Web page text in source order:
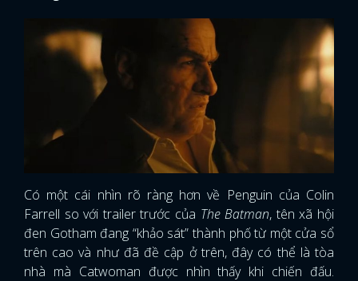
Có một cái nhìn rõ ràng hơn về Penguin của Colin
Farrell so với trailer trước của The Batman, tên xã hội
đen Gotham đang “khảo sát” thành phố từ một cửa sổ
trên cao và như đã đề cập ở trên, đây có thể là tòa
nhà mà Catwoman được nhìn thấy khi chiến đấu.